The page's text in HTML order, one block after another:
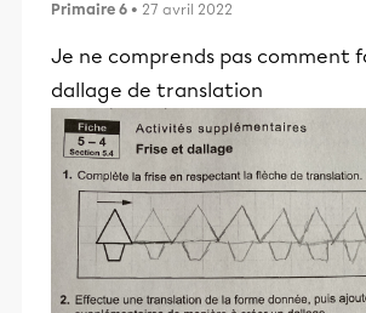
Primaire 6 • 27 avril 2022
Je ne comprends pas comment
dallage de translation